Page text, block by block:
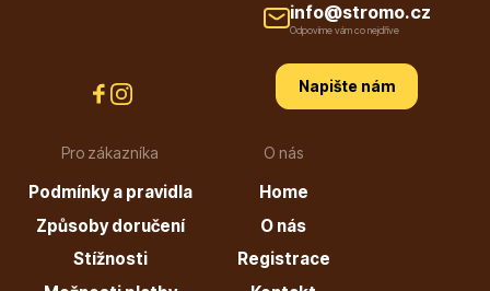
Pro zákazníka
Podmínky a pravidla
Způsoby doručení
Stížnosti
O nás
Home
O nás
Registrace
info@stromo.cz
Odpovíme vám co nejdříve
Napište nám